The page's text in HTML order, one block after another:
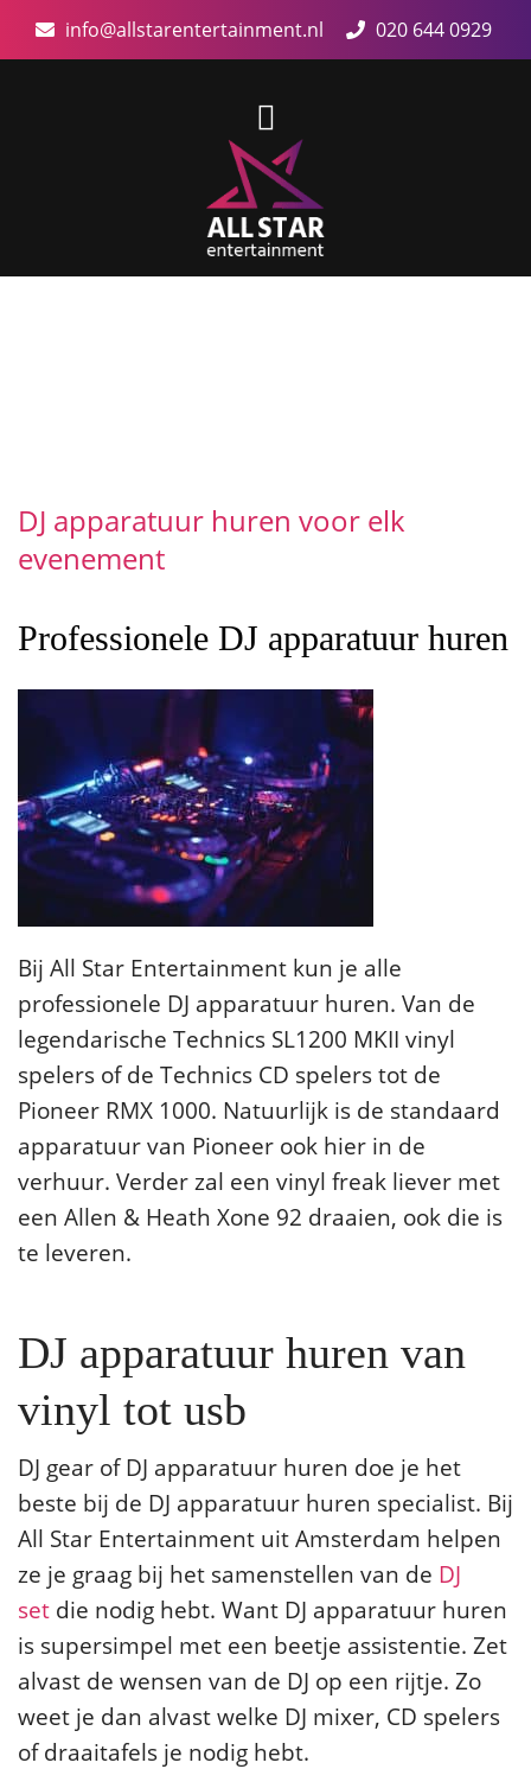
info@allstarentertainment.nl 020 644 0929
DJ apparatuur huren voor elk
evenement
Professionele DJ apparatuur huren
Bij All Star Entertainment kun je alle
professionele DJ apparatuur huren. Van de
legendarische Technics SL1200 MKII vinyl
spelers of de Technics CD spelers tot de
Pioneer RMX 1000. Natuurlijk is de standaard
apparatuur van Pioneer ook hier in de
verhuur. Verder zal een vinyl freak liever met
een Allen & Heath Xone 92 draaien, ook die is
te leveren.
DJ apparatuur huren van
vinyl tot usb
DJ gear of DJ apparatuur huren doe je het
beste bij de DJ apparatuur huren specialist. Bij
All Star Entertainment uit Amsterdam helpen
ze je graag bij het samenstellen van de DJ
set die nodig hebt. Want DJ apparatuur huren
is supersimpel met een beetje assistentie. Zet
alvast de wensen van de DJ op een rijtje. Zo
weet je dan alvast welke DJ mixer, CD spelers
of draaitafels je nodig hebt.